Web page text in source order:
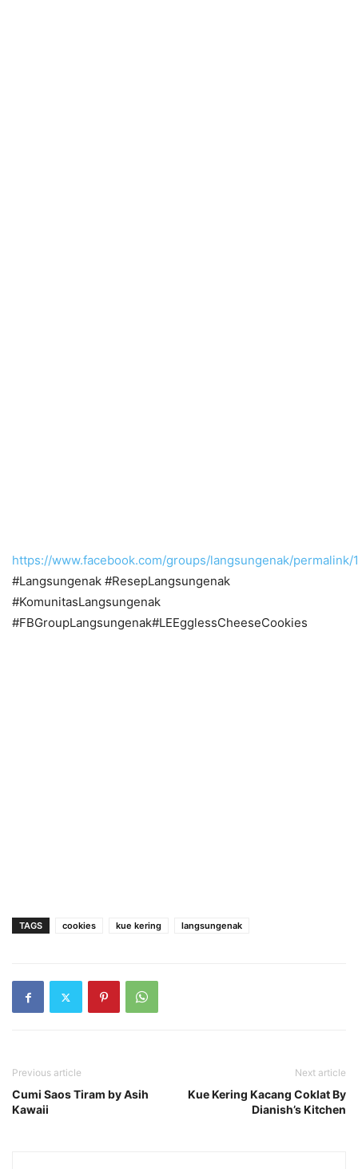
https://www.facebook.com/groups/langsungenak/
#Langsungenak #ResepLangsungenak
#KomunitasLangsungenak
#FBGroupLangsungenak#LEEgglessCheeseCookies
TAGS cookies kue kering langsungenak
Previous article
Cumi Saos Tiram by Asih
Kawaii
Next article
Kue Kering Kacang Coklat By
Dianish’s Kitchen